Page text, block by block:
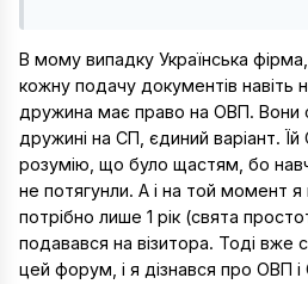
В мому випадку Українська
кожну подачу документів навіть
дружина має право на ОВП. Вони
дружині на СП, єдиний варіант.
розумію, що було щастям, бо
не потягунли. А і на той момент
потрібно лише 1 рік (свята
подавався на візитора. Тоді вже
цей форум, і я дізнався про ОВП і